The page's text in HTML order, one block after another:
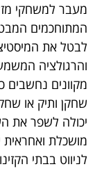
מעבר למשחקי
המתוחכמים
לבטל את
והרגולציה
מקוונים נחשבים
שחקן ותיק או
יכולה לשפר את
מושכלת ואחראית
לניווט בבתי